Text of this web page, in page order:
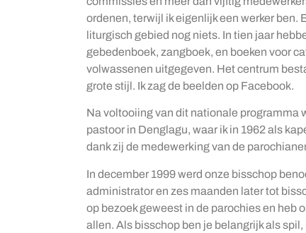
ordenen, terwijl ik eigenlijk een werker ben.
liturgisch gebied nog niets. In tien jaar
gebedenboek, zangboek, en boeken voor
volwassenen uitgegeven. Het centrum
grote stijl. Ik zag de beelden op Facebook.
Na voltooiing van dit nationale programma
pastoor in Denglagu, waar ik in 1962 als
dank zij de medewerking van de
In december 1999 werd onze bisschop
administrator en zes maanden later tot
op bezoek geweest in de parochies en heb
allen. Als bisschop ben je belangrijk als